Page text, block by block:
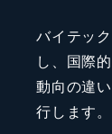
バイテッ
し、国際
動向の違
行します。